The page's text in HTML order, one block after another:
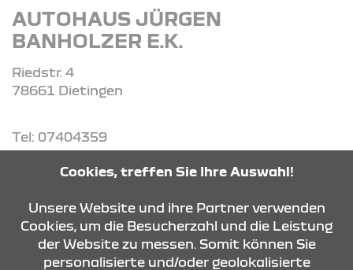
AUTOHAUS JÜRGEN
BANHOLZER E.K.
Riedstr. 4
78661 Dietingen
Tel: 07404359
ANFRAGE SENDEN
Cookies, treffen Sie Ihre Auswahl!
Unsere Website und ihre Partner verwenden
Cookies, um die Besucherzahl und die Leistung
der Website zu messen. Somit können Sie
personalisierte und/oder geolokalisierte